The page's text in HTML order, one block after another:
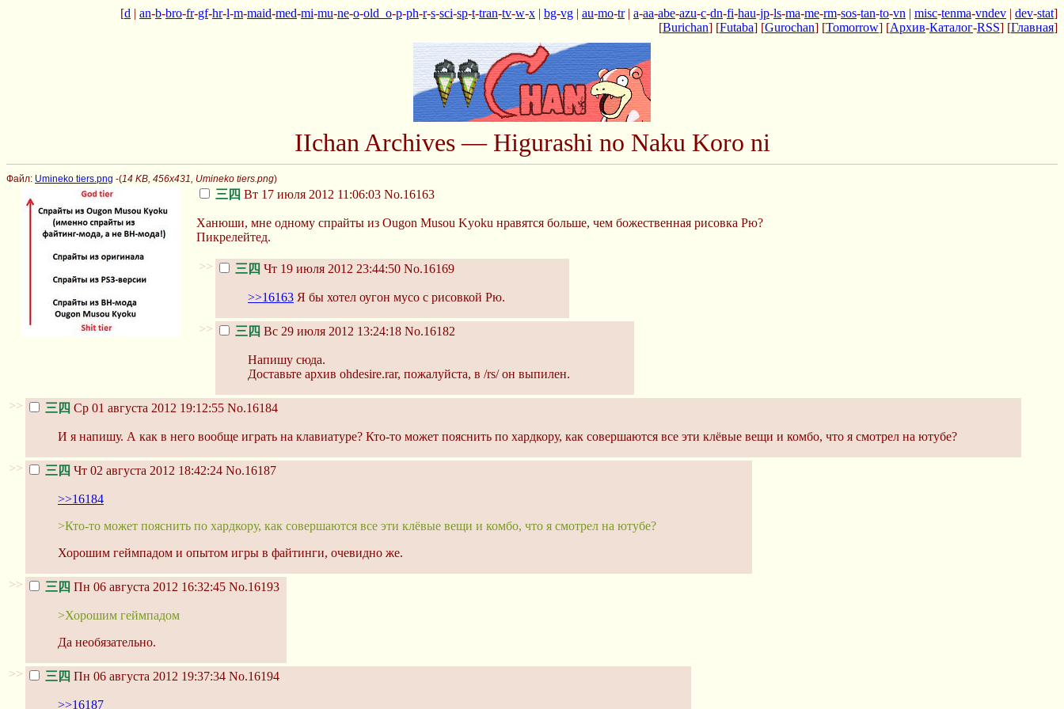
[d | an-b-bro-fr-gf-hr-l-m-maid-med-mi-mu-ne-o-old_o-p-ph-r-s-sci-sp-t-tran-tv-w-x | bg-vg | au-mo-tr| a-aa-abe-azu-c-dn-fi-hau-jp-ls-ma-me-rm-sos-tan-to-vn | misc-tenma-vndev | dev-stat]
[Burichan] [Futaba] [Gurochan] [Tomorrow] [Архив-Каталог-RSS] [Главная]
IIchan Archives — Higurashi no Naku Koro ni
Файл: Umineko tiers.png -(14 KB, 456x431, Umineko tiers.png)
三四 Вт 17 июля 2012 11:06:03 No.16163
Ханюши, мне одному спрайты из Ougon Musou Kyoku нравятся больше, чем божественная рисовка Рю?
Пикрелейтед.
>> 三四 Чт 19 июля 2012 23:44:50 No.16169
>>16163 Я бы хотел оугон мусо с рисовкой Рю.
>> 三四 Вс 29 июля 2012 13:24:18 No.16182
Напишу сюда.
Доставьте архив ohdesire.rar, пожалуйста, в /rs/ он выпилен.
>> 三四 Ср 01 августа 2012 19:12:55 No.16184
И я напишу. А как в него вообще играть на клавиатуре? Кто-то может пояснить по хардкору, как совершаются все эти клёвые вещи и комбо, что я смотрел на ютубе?
>> 三四 Чт 02 августа 2012 18:42:24 No.16187
>>16184
>Кто-то может пояснить по хардкору, как совершаются все эти клёвые вещи и комбо, что я смотрел на ютубе?
Хорошим геймпадом и опытом игры в файтинги, очевидно же.
>> 三四 Пн 06 августа 2012 16:32:45 No.16193
>Хорошим геймпадом
Да необязательно.
>> 三四 Пн 06 августа 2012 19:37:34 No.16194
>>16187